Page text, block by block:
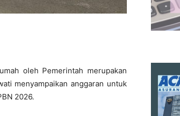
oleh Pemerintah merupakan
menyampaikan anggaran untuk
2026.